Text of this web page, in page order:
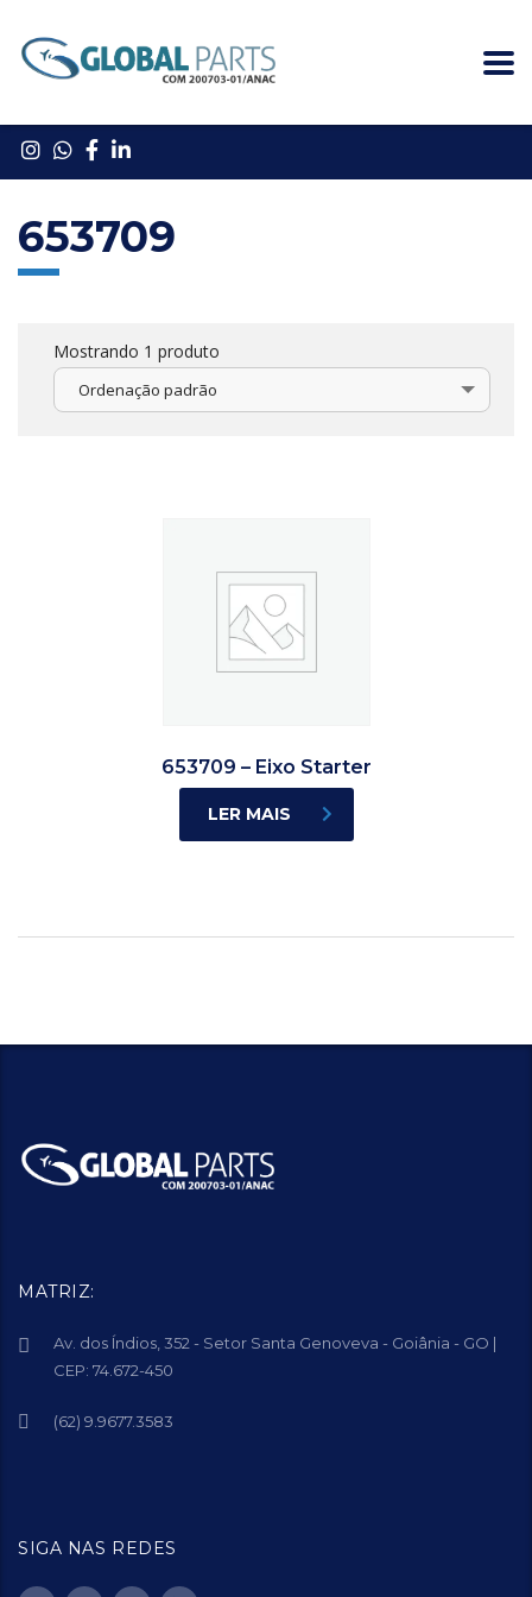
653709
Mostrando 1 produto
Ordenação padrão
653709 – Eixo Starter
LER MAIS
MATRIZ:
Av. dos Índios, 352 - Setor Santa Genoveva - Goiânia - GO |
CEP: 74.672-450
(62) 9.9677.3583
SIGA NAS REDES